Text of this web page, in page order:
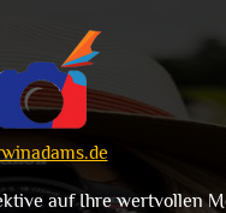
auf Ihre wertvollen